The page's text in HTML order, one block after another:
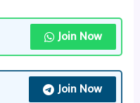
Join Now
Join Now